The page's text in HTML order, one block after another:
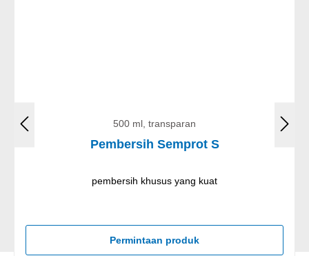
500 ml, transparan
Pembersih Semprot S
pembersih khusus yang kuat
Permintaan produk